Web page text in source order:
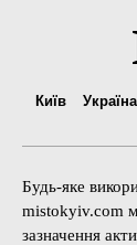
Київ Україна
Будь-яке
mistokyiv.com
зазначення